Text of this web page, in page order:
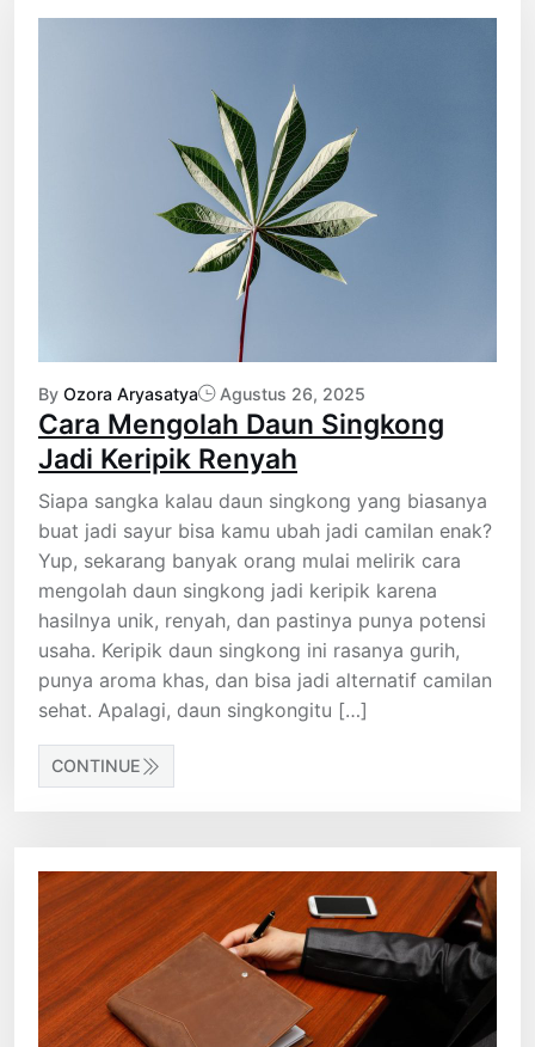
By Ozora Aryasatya Agustus 26, 2025
Cara Mengolah Daun Singkong
Jadi Keripik Renyah
Siapa sangka kalau daun singkong yang biasanya
buat jadi sayur bisa kamu ubah jadi camilan enak?
Yup, sekarang banyak orang mulai melirik cara
mengolah daun singkong jadi keripik karena
hasilnya unik, renyah, dan pastinya punya potensi
usaha. Keripik daun singkong ini rasanya gurih,
punya aroma khas, dan bisa jadi alternatif camilan
sehat. Apalagi, daun singkongitu […]
CONTINUE